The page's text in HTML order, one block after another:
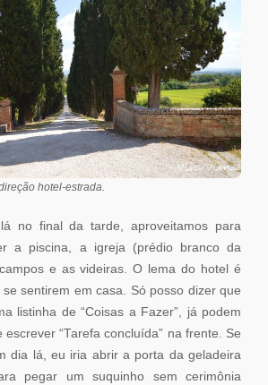
hotel-estrada.
no final da tarde, aproveitamos para
a piscina, a igreja (prédio branco da
e as videiras. O lema do hotel é
sentirem em casa. Só posso dizer que
listinha de “Coisas a Fazer”, já podem
escrever “Tarefa concluída” na frente. Se
dia lá, eu iria abrir a porta da geladeira
pegar um suquinho sem cerimônia